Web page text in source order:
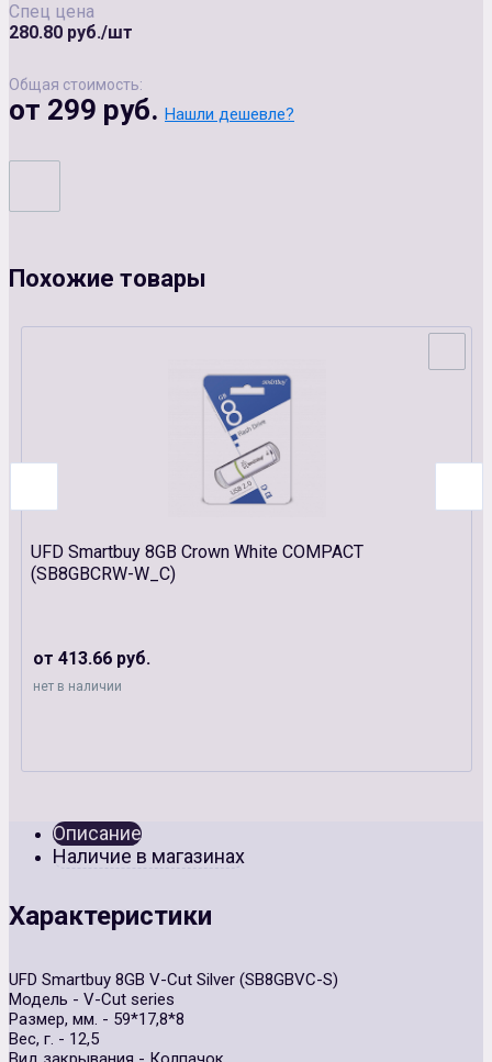
Спец цена
280.80 руб./шт
Общая стоимость:
от 299 руб. Нашли дешевле?
Похожие товары
UFD Smartbuy 8GB Crown White COMPACT
(SB8GBCRW-W_C)
от 413.66 руб.
нет в наличии
Описание
Наличие в магазинах
Характеристики
UFD Smartbuy 8GB V-Cut Silver (SB8GBVC-S)
Модель - V-Cut series
Размер, мм. - 59*17,8*8
Вес, г. - 12,5